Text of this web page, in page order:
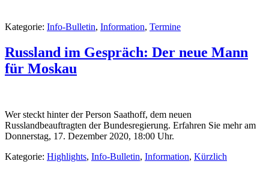
Kategorie: Info-Bulletin, Information, Termine
Russland im Gespräch: Der neue Mann
für Moskau
Wer steckt hinter der Person Saathoff, dem neuen
Russlandbeauftragten der Bundesregierung. Erfahren Sie mehr am
Donnerstag, 17. Dezember 2020, 18:00 Uhr.
Kategorie: Highlights, Info-Bulletin, Information, Kürzlich